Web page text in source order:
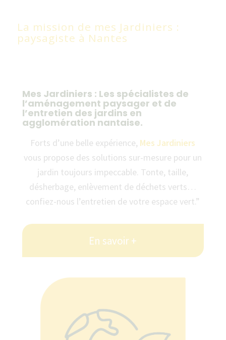
La mission de mes Jardiniers :
paysagiste à Nantes
Mes Jardiniers : Les spécialistes de
l’aménagement paysager et de
l’entretien des jardins en
agglomération nantaise.
Forts d’une belle expérience, Mes Jardiniers
vous propose des solutions sur-mesure pour un
jardin toujours impeccable. Tonte, taille,
désherbage, enlèvement de déchets verts…
confiez-nous l’entretien de votre espace vert.”
En savoir +